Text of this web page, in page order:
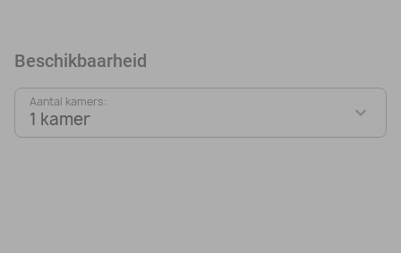
Beschikbaarheid
Aantal kamers:
1 kamer